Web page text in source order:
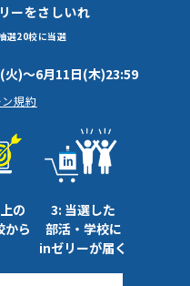
ーをさしいれ
選20校に当選
⽕)〜6⽉11⽇(木)23:59
規約
の
から
3: 当選した
部活・学校に
inゼリーが届く